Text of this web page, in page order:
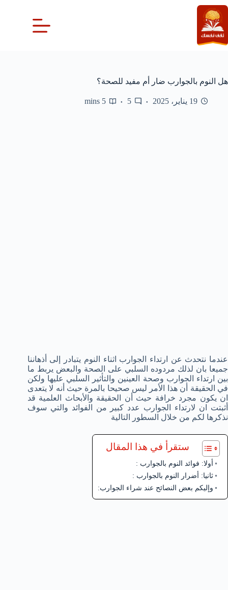
التجاوز
إلى
المحتوى
هل النوم بالجوارب ضار أم مفيد للصحة؟
19 يناير، 2025 5
5 mins
عندما نتحدث عن ارتداء الجوارب اثناء النوم يتبادر إلى أذهاننا
جميعا بان لذلك مردوده السلبي على الصحة والبعض يربط ما
بين ارتداء الجوارب وصحة العينين والتأثير السلبي عليها ولكن
في الحقيقة أن هذا الأمر ليس صحيحا بالمرة حيث أنه لا يتعدى
ان يكون مجرد خرافة حيث أن الحقيقة والأبحاث العلمية قد
أثبتت ان لارتداء الجوارب عدد كبير من الفوائد والتي سوف
نذكرها لكم من خلال السطور التالية
ستقرأ في هذا المقال
أولا: فوائد النوم بالجوارب :
ثانيا: أضرار النوم بالجوارب :
وإليكم بعض النصائح عند شراء الجوارب: